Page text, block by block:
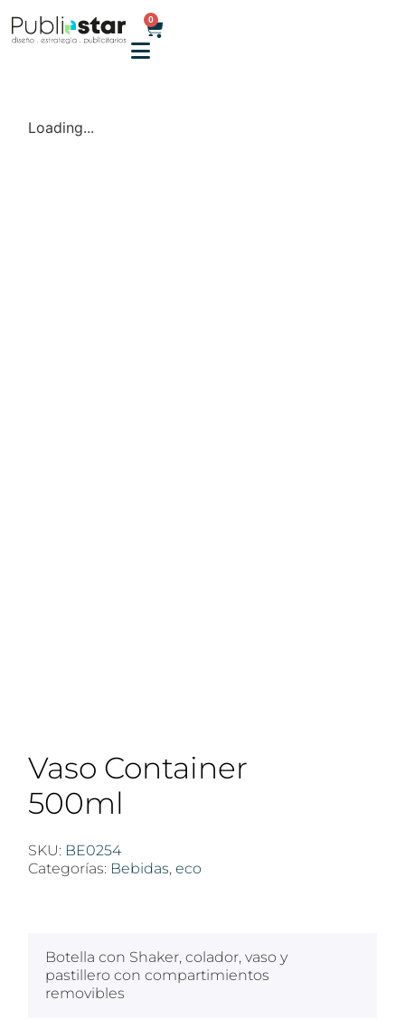
0
Loading...
Vaso Container
500ml
SKU: BE0254
Categorías: Bebidas, eco
Botella con Shaker, colador, vaso y
pastillero con compartimientos
removibles